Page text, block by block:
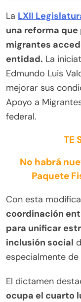
La LXII
una reforma
migrantes
entidad. La
Edmundo Luis
mejorar sus
Apoyo a
federal.
TE
No habrá
Paquete
Con esta
coordinación
para unificar
inclusión social
especialmente
El dictamen
ocupa el cuarto